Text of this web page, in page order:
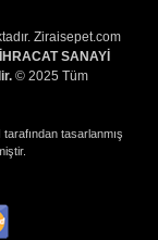
Ziraisepet.com
SANAYİ
© 2025 Tüm
tasarlanmış